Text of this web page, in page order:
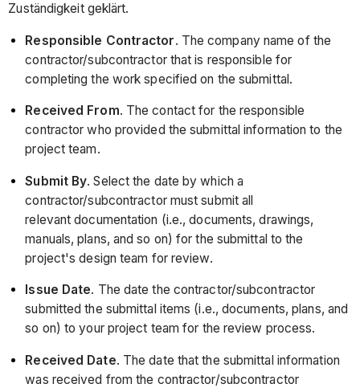
Zuständigkeit geklärt.
Responsible Contractor. The company name of the
contractor/subcontractor that is responsible for
completing the work specified on the submittal.
Received From. The contact for the responsible
contractor who provided the submittal information to the
project team.
Submit By. Select the date by which a
contractor/subcontractor must submit all
relevant documentation (i.e., documents, drawings,
manuals, plans, and so on) for the submittal to the
project's design team for review.
Issue Date. The date the contractor/subcontractor
submitted the submittal items (i.e., documents, plans, and
so on) to your project team for the review process.
Received Date. The date that the submittal information
was received from the contractor/subcontractor